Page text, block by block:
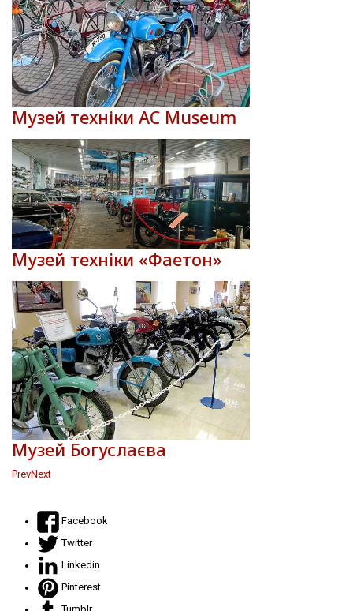
Музей техніки AC Museum
Музей техніки «Фаетон»
Музей Богуслаєва
PrevNext
Facebook
Twitter
Linkedin
Pinterest